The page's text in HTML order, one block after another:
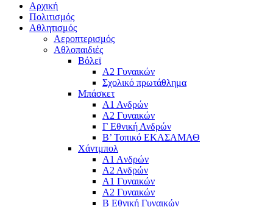
Αρχική
Πολιτισμός
Αθλητισμός
Αεροπτερισμός
Αθλοπαιδιές
Βόλεϊ
Α2 Γυναικών
Σχολικό πρωτάθλημα
Μπάσκετ
Α1 Ανδρών
Α2 Γυναικών
Γ Εθνική Ανδρών
Β’ Τοπικό ΕΚΑΣΑΜΑΘ
Χάντμπολ
A1 Aνδρών
Α2 Ανδρών
Α1 Γυναικών
Α2 Γυναικών
Β Εθνική Γυναικών